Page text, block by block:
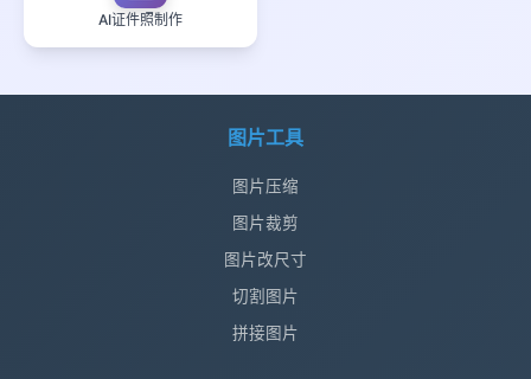
AI证件照制作
图片工具
图片压缩
图片裁剪
图片改尺寸
切割图片
拼接图片